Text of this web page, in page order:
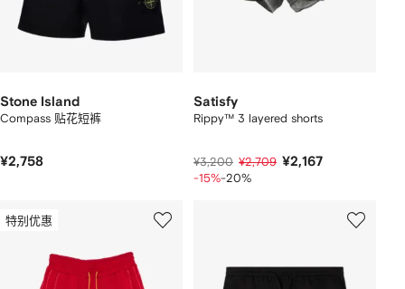
Stone Island
Compass 贴花短裤
¥2,758
Satisfy
Rippy™ 3 layered shorts
¥3,200 ¥2,709 ¥2,167
-15%-20%
特别优惠